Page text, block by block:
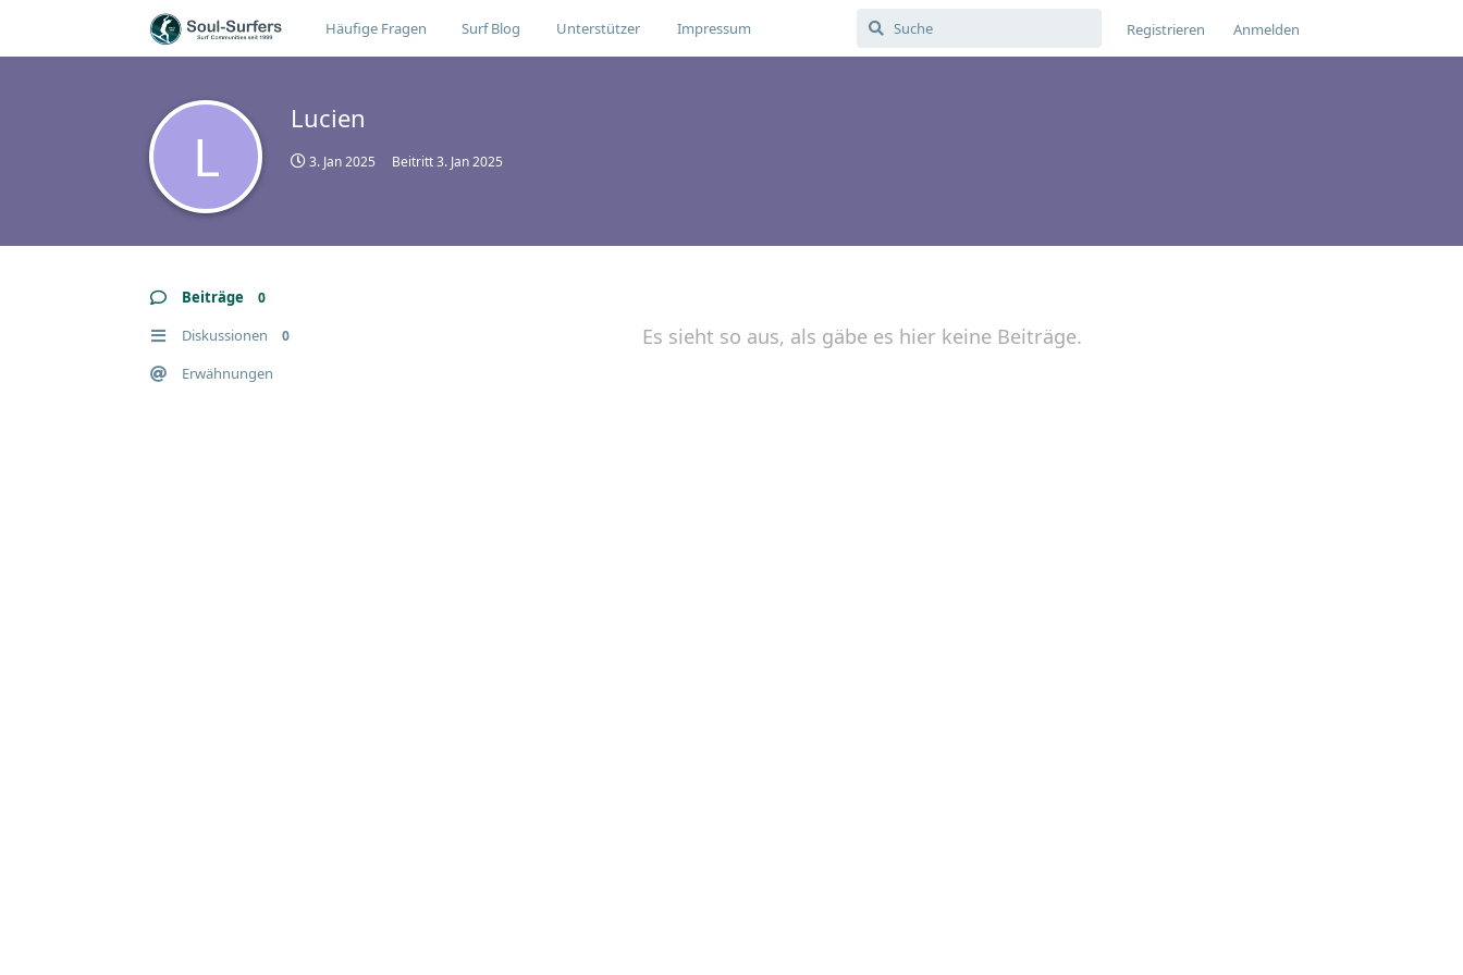
Häufige Fragen Surf Blog Unterstützer Impressum Registrieren Anmelden
L
Lucien
3. Jan 2025 Beitritt3. Jan 2025
Beiträge 0
Diskussionen 0
Erwähnungen
Es sieht so aus, als gäbe es hier keine Beiträge.